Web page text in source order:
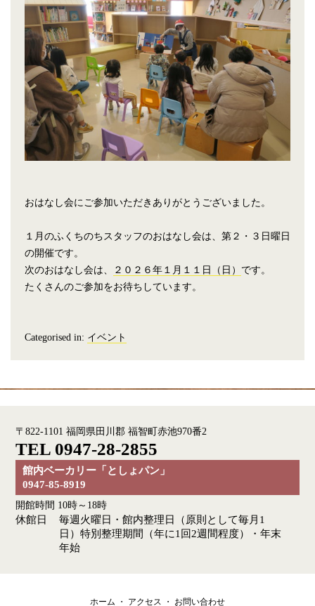
おはなし会にご参加いただきありがとうございました。
１月のふくちのちスタッフのおはなし会は、第２・３日曜日
の開催です。
次のおはなし会は、
２０２６年１月１１日（日） です。
たくさんのご参加をお待ちしています。
Categorised in: イベント
〒822-1101 福岡県田川郡 福智町赤池970番2
TEL 0947-28-2855
館内ベーカリー「としょパン」
0947-85-8919
開館時間 10時～18時
休館日
毎週火曜日・館内整理日（原則として毎月1
日）特別整理期間（年に1回2週間程度）・年末
年始
ホーム ・ アクセス ・ お問い合わせ